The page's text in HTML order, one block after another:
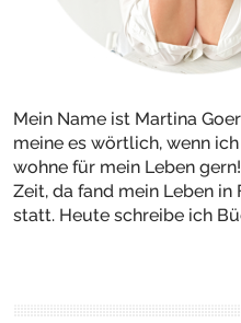
Mein Name ist Martina
meine es wörtlich, wenn ich
wohne für mein Leben
Zeit, da fand mein Leben in
statt. Heute schreibe ich